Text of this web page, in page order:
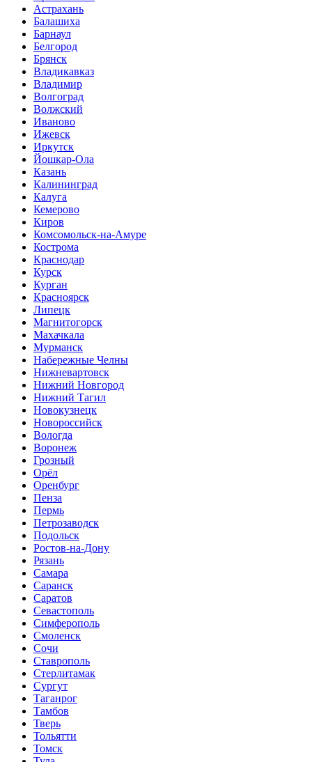
Астрахань
Балашиха
Барнаул
Белгород
Брянск
Владикавказ
Владимир
Волгоград
Волжский
Иваново
Ижевск
Иркутск
Йошкар-Ола
Казань
Калининград
Калуга
Кемерово
Киров
Комсомольск-на-Амуре
Кострома
Краснодар
Курск
Курган
Красноярск
Липецк
Магнитогорск
Махачкала
Мурманск
Набережные Челны
Нижневартовск
Нижний Новгород
Нижний Тагил
Новокузнецк
Новороссийск
Вологда
Воронеж
Грозный
Орёл
Оренбург
Пенза
Пермь
Петрозаводск
Подольск
Ростов-на-Дону
Рязань
Самара
Саранск
Саратов
Севастополь
Симферополь
Смоленск
Сочи
Ставрополь
Стерлитамак
Сургут
Таганрог
Тамбов
Тверь
Тольятти
Томск